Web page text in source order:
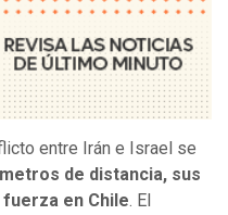
entre Irán e Israel se
de distancia, sus
en Chile. El